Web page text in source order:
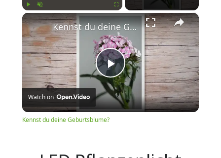
Fullscreen ×
Play
Video
Kennst du deine Geburtsblume?
Watch on
Kennst du deine Geburtsblume?